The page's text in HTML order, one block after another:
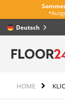
HOME
Deutsch